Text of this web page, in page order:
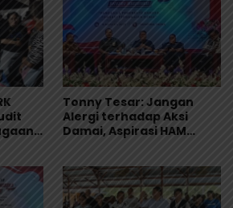
Tonny Tesar: Jangan
Alergi terhadap Aksi
Damai, Aspirasi HAM